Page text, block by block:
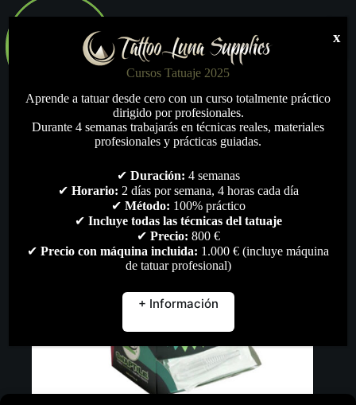
Cursos Tatuaje 2025
Aprende a tatuar desde cero con un curso totalmente práctico
dirigido por profesionales.
Durante 4 semanas trabajarás en técnicas reales, materiales
profesionales y prácticas guiadas.
✔ Duración: 4 semanas
✔ Horario: 2 días por semana, 4 horas cada día
✔ Método: 100% práctico
✔ Incluye todas las técnicas del tatuaje
✔ Precio: 800 €
✔ Precio con máquina incluida: 1.000 € (incluye máquina
de tatuar profesional)
+ Información
x